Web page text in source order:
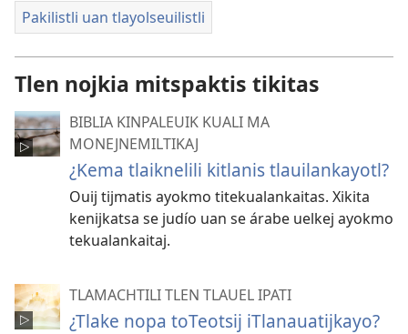
Pakilistli uan tlayolseuilistli
Tlen nojkia mitspaktis tikitas
BIBLIA KINPALEUIK KUALI MA
MONEJNEMILTIKAJ
¿Kema tlaiknelili kitlanis tlauilankayotl?
Ouij tijmatis ayokmo titekualankaitas. Xikita
kenijkatsa se judío uan se árabe uelkej ayokmo
tekualankaitaj.
TLAMACHTILI TLEN TLAUEL IPATI
¿Tlake nopa toTeotsij iTlanauatijkayo?